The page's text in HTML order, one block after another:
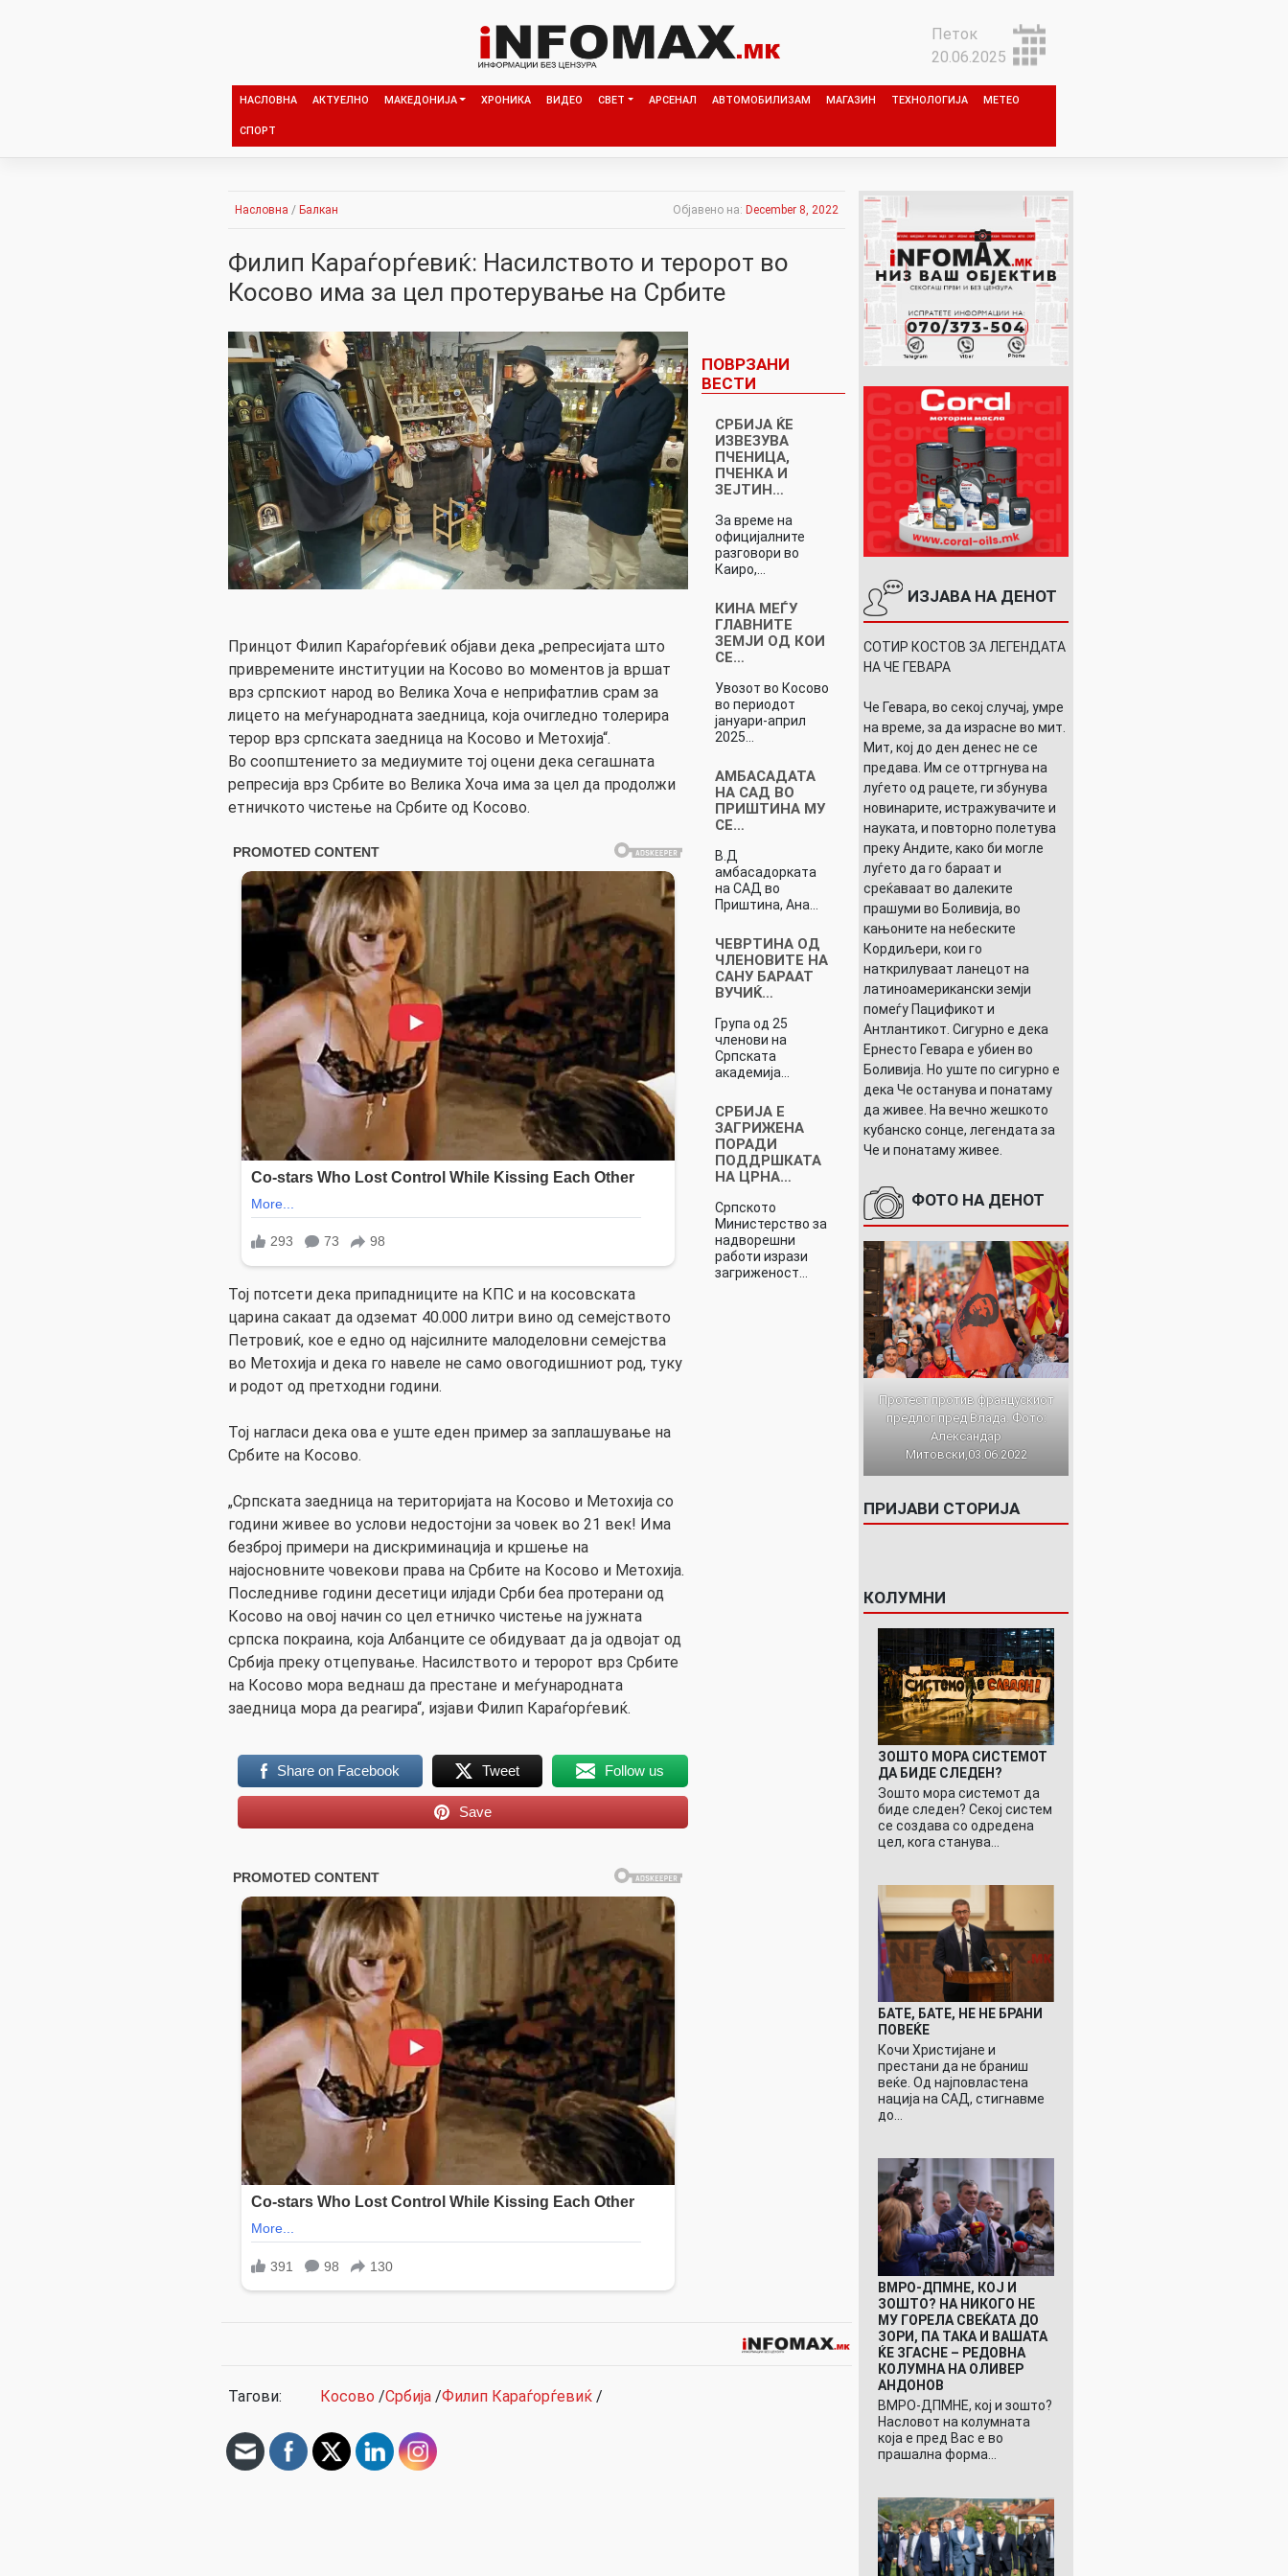
Петок
20.06.2025
НАСЛОВНА АКТУЕЛНО МАКЕДОНИЈА ХРОНИКА ВИДЕО СВЕТ АРСЕНАЛ АВТОМОБИЛИЗАМ МАГАЗИН ТЕХНОЛОГИЈА МЕТЕО
СПОРТ
Насловна / Балкан Објавено на: December 8, 2022
Филип Караѓорѓевиќ: Насилството и теророт во
Косово има за цел протерување на Србите
Принцот Филип Караѓорѓевиќ објави дека „репресијата што
привремените институции на Косово во моментов ја вршат
врз српскиот народ во Велика Хоча е неприфатлив срам за
лицето на меѓународната заедница, која очигледно толерира
терор врз српската заедница на Косово и Метохија“.
Во соопштението за медиумите тој оцени дека сегашната
репресија врз Србите во Велика Хоча има за цел да продолжи
етничкото чистење на Србите од Косово.
Тој потсети дека припадниците на КПС и на косовската
царина сакаат да одземат 40.000 литри вино од семејството
Петровиќ, кое е едно од најсилните малоделовни семејства
во Метохија и дека го навеле не само овогодишниот род, туку
и родот од претходни години.
Тој нагласи дека ова е уште еден пример за заплашување на
Србите на Косово.
„Српската заедница на територијата на Косово и Метохија со
години живее во услови недостојни за човек во 21 век! Има
безброј примери на дискриминација и кршење на
најосновните човекови права на Србите на Косово и Метохија.
Последниве години десетици илјади Срби беа протерани од
Косово на овој начин со цел етничко чистење на јужната
српска покраина, која Албанците се обидуваат да ја одвојат од
Србија преку отцепување. Насилството и теророт врз Србите
на Косово мора веднаш да престане и меѓународната
заедница мора да реагира“, изјави Филип Караѓорѓевиќ.
Share on Facebook Tweet Follow us
Save
ПОВРЗАНИ
ВЕСТИ
СРБИЈА ЌЕ
ИЗВЕЗУВА
ПЧЕНИЦА,
ПЧЕНКА И
ЗЕЈТИН…
За време на
официјалните
разговори во
Каиро,…
КИНА МЕЃУ
ГЛАВНИТЕ
ЗЕМЈИ ОД КОИ
СЕ…
Увозот во Косово
во периодот
јануари-април
2025…
АМБАСАДАТА
НА САД ВО
ПРИШТИНА МУ
СЕ…
В.Д
амбасадорката
на САД во
Приштина, Ана…
ЧЕВРТИНА ОД
ЧЛЕНОВИТЕ НА
САНУ БАРААТ
ВУЧИЌ…
Група од 25
членови на
Српската
академија…
СРБИЈА Е
ЗАГРИЖЕНА
ПОРАДИ
ПОДДРШКАТА
НА ЦРНА…
Српското
Министерство за
надворешни
работи изрази
загриженост…
Тагови: Косово /Србија /Филип Караѓорѓевиќ /
ИЗЈАВА НА ДЕНОТ
СОТИР КОСТОВ ЗА ЛЕГЕНДАТА
НА ЧЕ ГЕВАРА
Че Гевара, во секој случај, умре
на време, за да израсне во мит.
Мит, кој до ден денес не се
предава. Им се оттргнува на
луѓето од рацете, ги збунува
новинарите, истражувачите и
науката, и повторно полетува
преку Андите, како би могле
луѓето да го бараат и
среќаваат во далеките
прашуми во Боливија, во
кањоните на небеските
Кордиљери, кои го
наткрилуваат ланецот на
латиноамерикански земји
помеѓу Пацификот и
Антлантикот. Сигурно е дека
Ернесто Гевара е убиен во
Боливија. Но уште по сигурно е
дека Че останува и понатаму
да живее. На вечно жешкото
кубанско сонце, легендата за
Че и понатаму живее.
ФОТО НА ДЕНОТ
Протест против францускиот
предлог пред Влада. Фото:
Александар
Митовски,03.06.2022
ПРИЈАВИ СТОРИЈА
КОЛУМНИ
ЗОШТО МОРА СИСТЕМОТ
ДА БИДЕ СЛЕДЕН?
Зошто мора системот да
биде следен? Секој систем
се создава со одредена
цел, кога станува…
БАТЕ, БАТЕ, НЕ НЕ БРАНИ
ПОВЕЌЕ
Кочи Христијане и
престани да не браниш
веќе. Од најповластена
нација на САД, стигнавме
до…
ВМРО-ДПМНЕ, КОЈ И
ЗОШТО? НА НИКОГО НЕ
МУ ГОРЕЛА СВЕЌАТА ДО
ЗОРИ, ПА ТАКА И ВАШАТА
ЌЕ ЗГАСНЕ – РЕДОВНА
КОЛУМНА НА ОЛИВЕР
АНДОНОВ
ВМРО-ДПМНЕ, кој и зошто?
Насловот на колумната
која е пред Вас е во
прашална форма…